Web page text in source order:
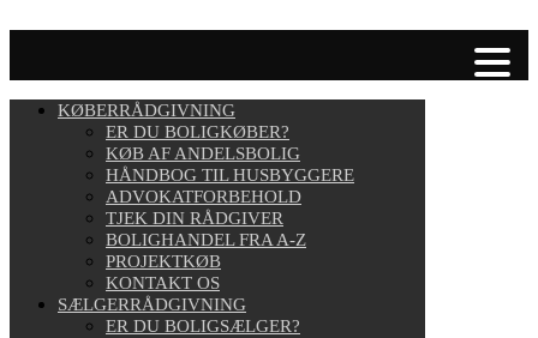
KØBERRÅDGIVNING
ER DU BOLIGKØBER?
KØB AF ANDELSBOLIG
HÅNDBOG TIL HUSBYGGERE
ADVOKATFORBEHOLD
TJEK DIN RÅDGIVER
BOLIGHANDEL FRA A-Z
PROJEKTKØB
KONTAKT OS
SÆLGERRÅDGIVNING
ER DU BOLIGSÆLGER?